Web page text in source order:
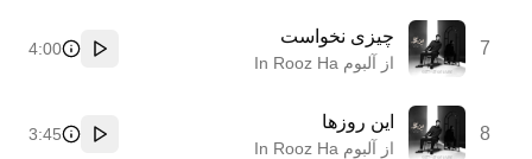
7
چیزی نخواست
از آلبوم In Rooz Ha پخش
4:00
8
این روزها
از آلبوم In Rooz Ha پخش
3:45